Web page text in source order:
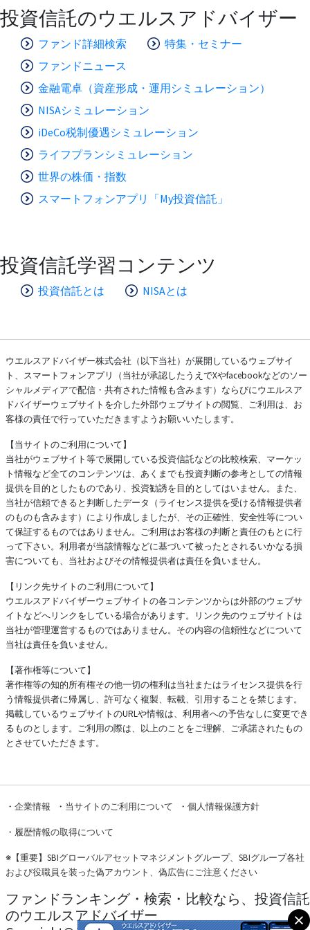
投資信託のウエルスアドバイザー
ファンド詳細検索
特集・セミナー
ファンドニュース
金融電卓（資産形成・運用シミュレーション）
NISAシミュレーション
iDeCo税制優遇シミュレーション
ライフプランシミュレーション
世界の株価・指数
スマートフォンアプリ「My投資信託」
投資信託学習コンテンツ
投資信託とは NISAとは
ウエルスアドバイザー株式会社（以下当社）が展開しているウェブサイ
ト、スマートフォンアプリ（当社が承認したうえでXやfacebookなどのソー
シャルメディアで配信・共有された情報も含みます）ならびにウエルスア
ドバイザーウェブサイトを介した外部ウェブサイトの閲覧、ご利用は、お
客様の責任で行っていただきますようお願いいたします。
【当サイトのご利用について】
当社がウェブサイト等で展開している投資信託などの比較検索、マーケッ
ト情報など全てのコンテンツは、あくまでも投資判断の参考としての情報
提供を目的としたものであり、投資勧誘を目的としてはいません。また、
当社が信頼できると判断したデータ（ライセンス提供を受ける情報提供者
のものも含みます）により作成しましたが、その正確性、安全性等につい
て保証するものではありません。ご利用はお客様の判断と責任のもとに行
って下さい。利用者が当該情報などに基づいて被ったとされるいかなる損
害についても、当社およびその情報提供者は責任を負いません。
【リンク先サイトのご利用について】
ウエルスアドバイザーウェブサイトの各コンテンツからは外部のウェブサ
イトなどへリンクをしている場合があります。リンク先のウェブサイトは
当社が管理運営するものではありません。その内容の信頼性などについて
当社は責任を負いません。
【著作権等について】
著作権等の知的所有権その他一切の権利は当社またはライセンス提供を行
う情報提供者に帰属し、許可なく複製、転載、引用することを禁じます。
掲載しているウェブサイトのURLや情報は、利用者への予告なしに変更でき
るものとします。ご利用の際は、以上のことをご理解、ご承諾されたもの
とさせていただきます。
・ 企業情報 ・ 当サイトのご利用について ・ 個人情報保護方針
・ 履歴情報の取得について
※ 【重要】SBIグローバルアセットマネジメントグループ、SBIグループ各社
および役職員を装った偽アカウント、偽広告にご注意ください
ファンドランキング・検索・比較なら、投資信託
のウエルスアドバイザー